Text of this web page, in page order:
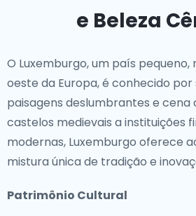
e Beleza
O Luxemburgo, um país
oeste da Europa, é conhecido por
paisagens deslumbrantes e cena
castelos medievais a instituições
modernas, Luxemburgo oferece
mistura única de tradição e
Patrimônio Cultural